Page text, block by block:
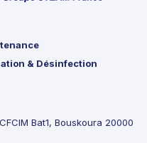
& Désinfection
Bat1, Bouskoura 20000